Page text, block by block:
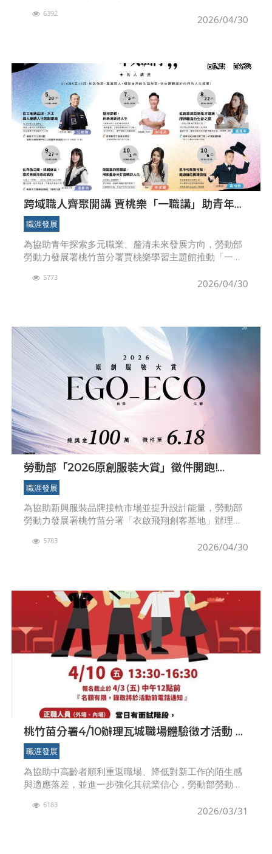
向前行」活動。現場有勞動部婦女就業服
2026/04/30
6392
跨域職人齊聚開講 賈桃樂「一職講」助青年看
見職涯無限可能
職涯發展
為協助青年探索多元職業、釐清未來發展方向，勞動部
勞動力發展署桃竹苗分署賈桃樂學習主題館推動「一職
座，邀請來自不同領域的專業職人與知名人士，分享其
2026/04/30
5773
勞動部「2026原創服裝大賞」徵件開跑!
EGO-ECO引領永續時尚，百萬獎金力挺新銳
品牌
職涯發展
為協助新興服裝品牌接軌市場並提升設計能量，勞動部
勞動力發展署桃竹苗分署「衣啟飛翔創客基地」辦理
名；本屆競賽以「EGO－ECO」為主題，強調設計從
2026/04/30
5783
桃竹苗分署4/10辦理瓦城職場體驗徵才活動 邀
銀髮族「先體驗再就業」
職涯發展
為協助中高齡者順利重返職場、降低對新工作的陌生感
與適應落差，並進一步強化其就業信心，勞動部勞動力
期五）下午1時30分至5時00分，在瓦城泰國料理新竹湳
2026/03/31
6183